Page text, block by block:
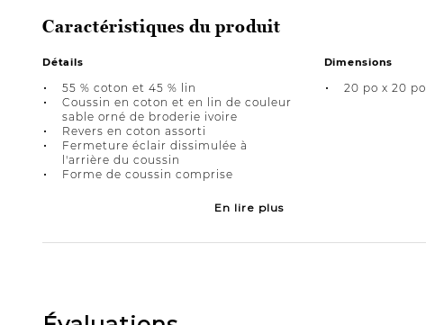
Caractéristiques du produit
Détails
55 % coton et 45 % lin
Coussin en coton et en lin de couleur
sable orné de broderie ivoire
Revers en coton assorti
Fermeture éclair dissimulée à
l'arrière du coussin
Forme de coussin comprise
En lire plus
Dimensions
20 po x 20 po